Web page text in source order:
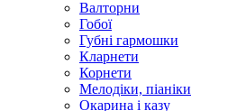
Валторни
Гобої
Губні гармошки
Кларнети
Корнети
Мелодіки, піаніки
Окарина і казу